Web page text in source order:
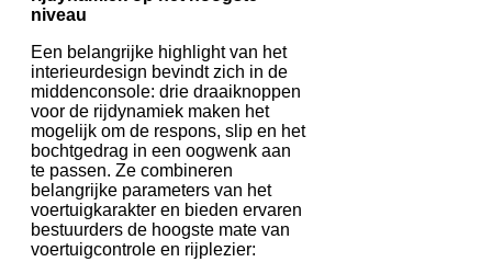
niveau
Een belangrijke highlight van het
interieurdesign bevindt zich in de
middenconsole: drie draaiknoppen
voor de rijdynamiek maken het
mogelijk om de respons, slip en het
bochtgedrag in een oogwenk aan
te passen. Ze combineren
belangrijke parameters van het
voertuigkarakter en bieden ervaren
bestuurders de hoogste mate van
voertuigcontrole en rijplezier: